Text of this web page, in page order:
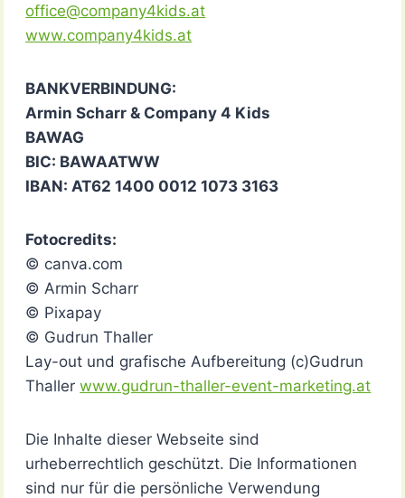
office@company4kids.at
www.company4kids.at
BANKVERBINDUNG:
Armin Scharr & Company 4 Kids
BAWAG
BIC: BAWAATWW
IBAN: AT62 1400 0012 1073 3163
Fotocredits:
© canva.com
© Armin Scharr
© Pixapay
© Gudrun Thaller
Lay-out und grafische Aufbereitung (c)Gudrun
Thallerwww.gudrun-thaller-event-marketing.at
Die Inhalte dieser Webseite sind
urheberrechtlich geschützt. Die Informationen
sind nur für die persönliche Verwendung